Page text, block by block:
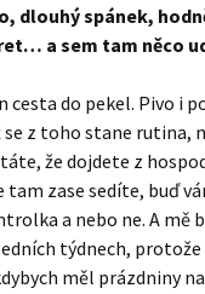
dlouhý spánek,
a sem tam něco
cesta do pekel. Pivo i
se z toho stane rutina,
že dojdete z
zase sedíte, buď
a nebo ne. A mě
týdnech, protože
měl prázdniny